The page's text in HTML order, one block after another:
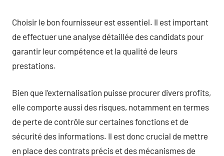
Choisir le bon fournisseur est essentiel. Il est important
de effectuer une analyse détaillée des candidats pour
garantir leur compétence et la qualité de leurs
prestations.
Bien que l’externalisation puisse procurer divers profits,
elle comporte aussi des risques, notamment en termes
de perte de contrôle sur certaines fonctions et de
sécurité des informations. Il est donc crucial de mettre
en place des contrats précis et des mécanismes de